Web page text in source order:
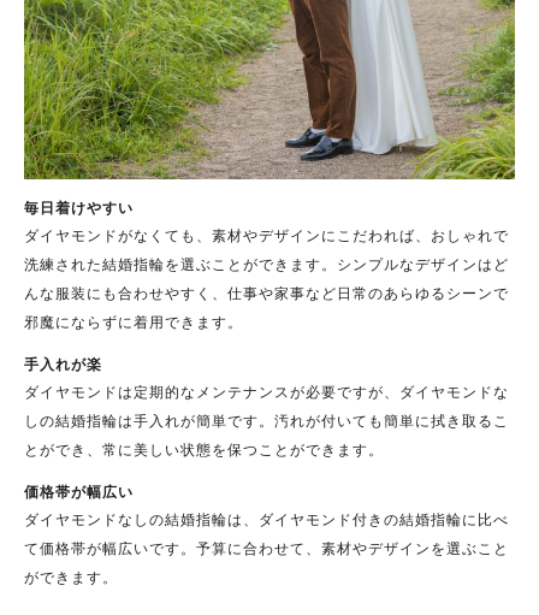
毎日着けやすい
ダイヤモンドがなくても、素材やデザインにこだわれば、おしゃれで
洗練された結婚指輪を選ぶことができます。シンプルなデザインはど
んな服装にも合わせやすく、仕事や家事など日常のあらゆるシーンで
邪魔にならずに着用できます。
手入れが楽
ダイヤモンドは定期的なメンテナンスが必要ですが、ダイヤモンドな
しの結婚指輪は手入れが簡単です。汚れが付いても簡単に拭き取るこ
とができ、常に美しい状態を保つことができます。
価格帯が幅広い
ダイヤモンドなしの結婚指輪は、ダイヤモンド付きの結婚指輪に比べ
て価格帯が幅広いです。予算に合わせて、素材やデザインを選ぶこと
ができます。